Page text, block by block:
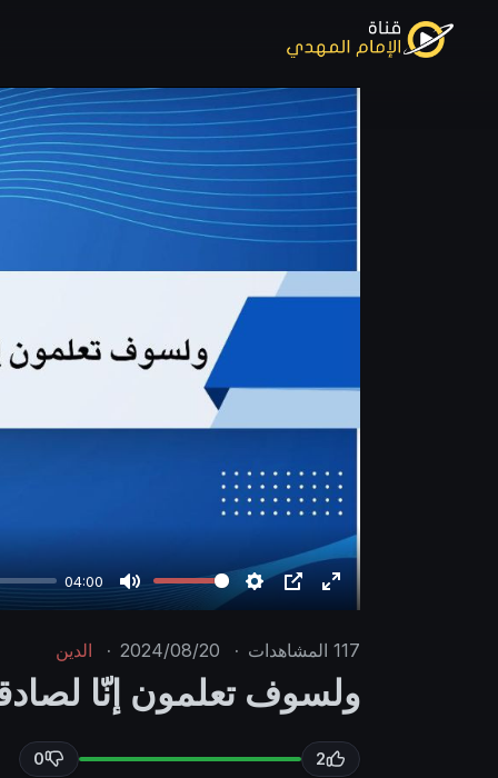
04:00
M
e
S
n
P
P
E
e
f
117 المشاهدات ·
2024/08/20
· الدين
ولسوف تعلمون إنّا
2
0